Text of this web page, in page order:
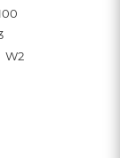
W2